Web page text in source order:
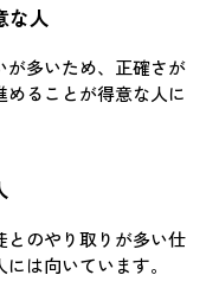
な人
が多いため、正確さが
ることが得意な人に
とのやり取りが多い仕
は向いています。